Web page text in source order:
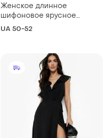
Женское длинное
шифоновое ярусное
нюдовое платье на запах
UA 50-52